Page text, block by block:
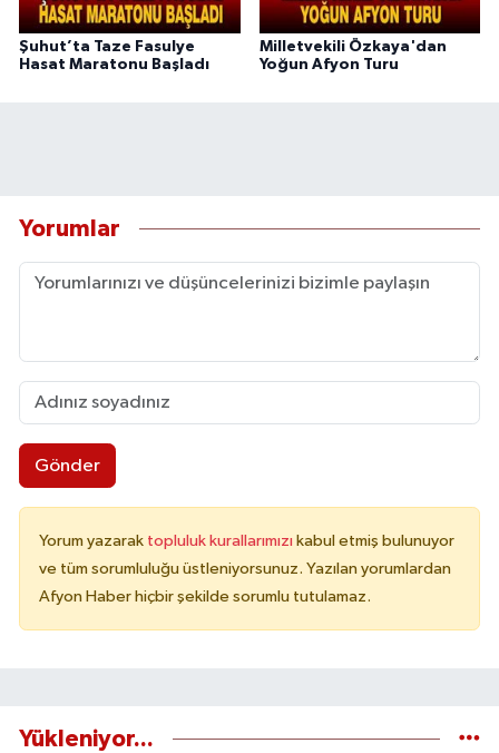
Şuhut’ta Taze Fasulye
Hasat Maratonu Başladı
Milletvekili Özkaya'dan
Yoğun Afyon Turu
Yorumlar
Gönder
Yorum yazarak topluluk kurallarımızı kabul etmiş bulunuyor
ve tüm sorumluluğu üstleniyorsunuz. Yazılan yorumlardan
Afyon Haber hiçbir şekilde sorumlu tutulamaz.
Yükleniyor...